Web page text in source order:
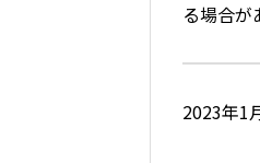
る場合が
2023年1